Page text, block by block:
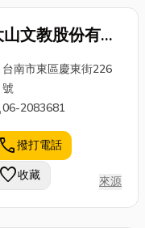
地深耕的優質
當舖，不僅合
供完善的保密
款安心，無後
顧之憂。 當
舖借款常見的
項目有哪些?
當舖借款常
見...
文教股份有限
司
台南市東區慶東街226
號
06-2083681
call撥打電話
favorite收藏 來源